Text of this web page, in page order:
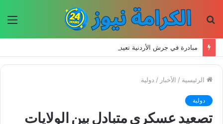
الرئيسية / الأخبار / دولية
دولية
تصعيد عسكري متبادل بين الولايات